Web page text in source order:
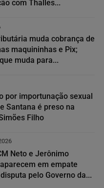
com Thalles...
muda cobrança de
maquininhas e Pix;
muda para...
por importunação sexual
Santana é preso na
Filho
Neto e Jerônimo
em empate
pelo Governo da...